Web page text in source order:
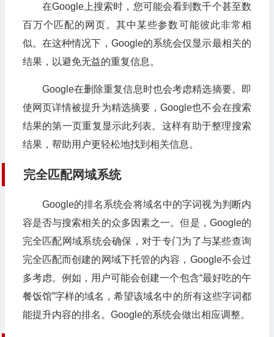
在Google上搜索时，您可能会看到数千个甚至数
百万个匹配的网页。其中某些参数可能彼此非常相
似。在这种情况下，Google的系统会仅显示最相关的
结果，以避免无益的重复信息。
Google在删除重复信息时也会考虑精选摘要。即
使网页详情被提升为精选摘要，Google也不会在搜索
结果的第一页重复显示此列表。这样有助于整理搜索
结果，帮助用户更轻松地找到相关信息。
完全匹配网域系统
Google的排名系统会将域名中的字词视为判断内
容是否与搜索相关的众多因素之一。但是，Google的
完全匹配网域系统会确保，对于专门为了与某些查询
完全匹配而创建的网域下托管的内容，Google不会过
多考虑。例如，用户可能会创建一个包含“最好吃的午
餐饭馆”字样的域名，希望该域名中的所有这些字词都
能提升内容的排名。Google的系统会做出相应调整。